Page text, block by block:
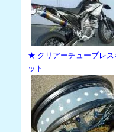
★ クリアーチューブレス
ット